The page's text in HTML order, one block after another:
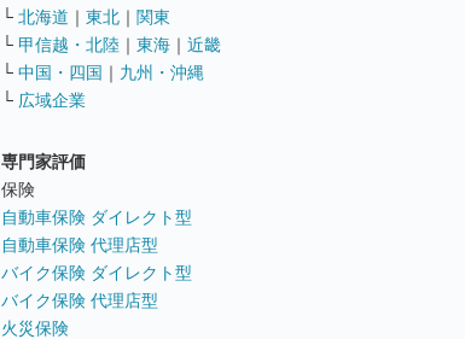
└ 北海道 ｜ 東北 ｜ 関東
└ 甲信越・北陸 ｜ 東海 ｜ 近畿
└ 中国・四国 ｜ 九州・沖縄
└ 広域企業
専門家評価
保険
自動車保険 ダイレクト型
自動車保険 代理店型
バイク保険 ダイレクト型
バイク保険 代理店型
火災保険